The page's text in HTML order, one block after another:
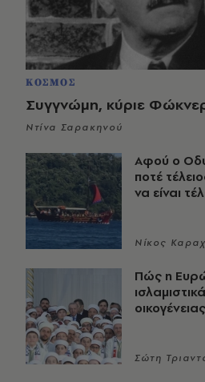
ΚΟΣΜΟΣ
Συγγνώμη, κύριε
Ντίνα Σαρακηνού
Αφού ο
ποτέ
να είναι
Νίκος
Πώς η
Σώτη